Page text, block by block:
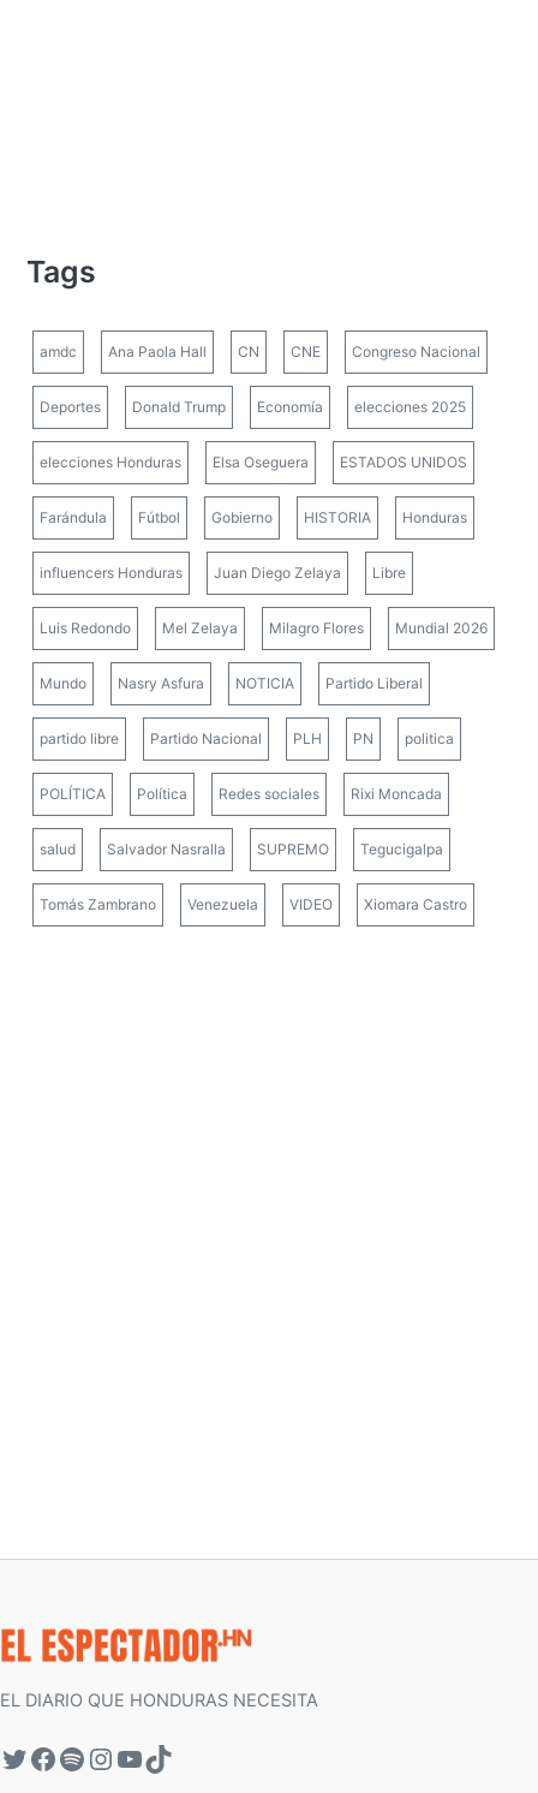
Tags
amdc Ana Paola Hall CN CNE Congreso Nacional
Deportes Donald Trump Economía elecciones 2025
elecciones Honduras Elsa Oseguera ESTADOS UNIDOS
Farándula Fútbol Gobierno HISTORIA Honduras
influencers Honduras Juan Diego Zelaya Libre
Luis Redondo Mel Zelaya Milagro Flores Mundial 2026
Mundo Nasry Asfura NOTICIA Partido Liberal
partido libre Partido Nacional PLH PN politica
POLÍTICA Política Redes sociales Rixi Moncada
salud Salvador Nasralla SUPREMO Tegucigalpa
Tomás Zambrano Venezuela VIDEO Xiomara Castro
EL DIARIO QUE HONDURAS NECESITA